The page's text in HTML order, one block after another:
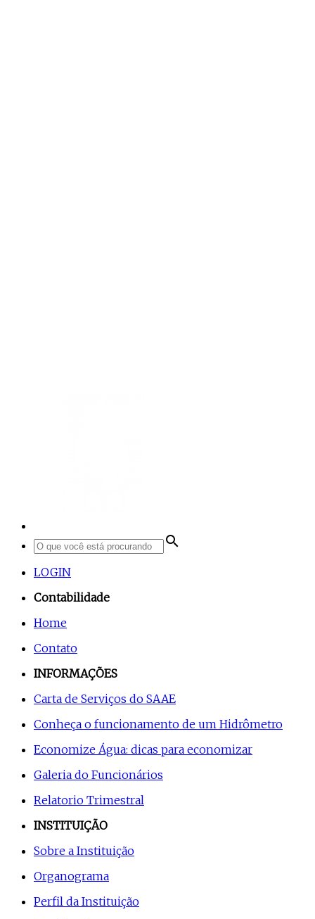
search
LOGIN
Contabilidade
Home
Contato
INFORMAÇÕES
Carta de Serviços do SAAE
Conheça o funcionamento de um Hidrômetro
Economize Água: dicas para economizar
Galeria do Funcionários
Relatorio Trimestral
INSTITUIÇÃO
Sobre a Instituição
Organograma
Perfil da Instituição